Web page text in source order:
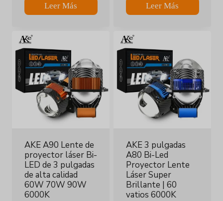
Leer Más Leer Más
AKE A90 Lente de
proyector láser Bi-
LED de 3 pulgadas
de alta calidad
60W 70W 90W
6000K
AKE 3 pulgadas
A80 Bi-Led
Proyector Lente
Láser Super
Brillante | 60
vatios 6000K